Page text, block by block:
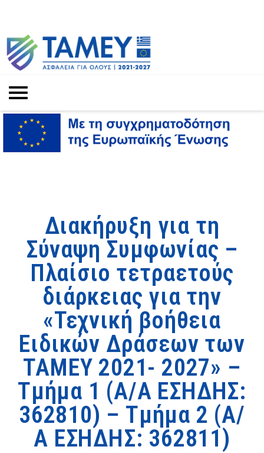
Διακήρυξη για τη
Σύναψη Συμφωνίας –
Πλαίσιο τετραετούς
διάρκειας για την
«Τεχνική βοήθεια
Ειδικών Δράσεων των
ΤΑΜΕΥ 2021- 2027» –
Τμήμα 1 (Α/Α ΕΣΗΔΗΣ:
362810) – Τμήμα 2 (Α/
Α ΕΣΗΔΗΣ: 362811)